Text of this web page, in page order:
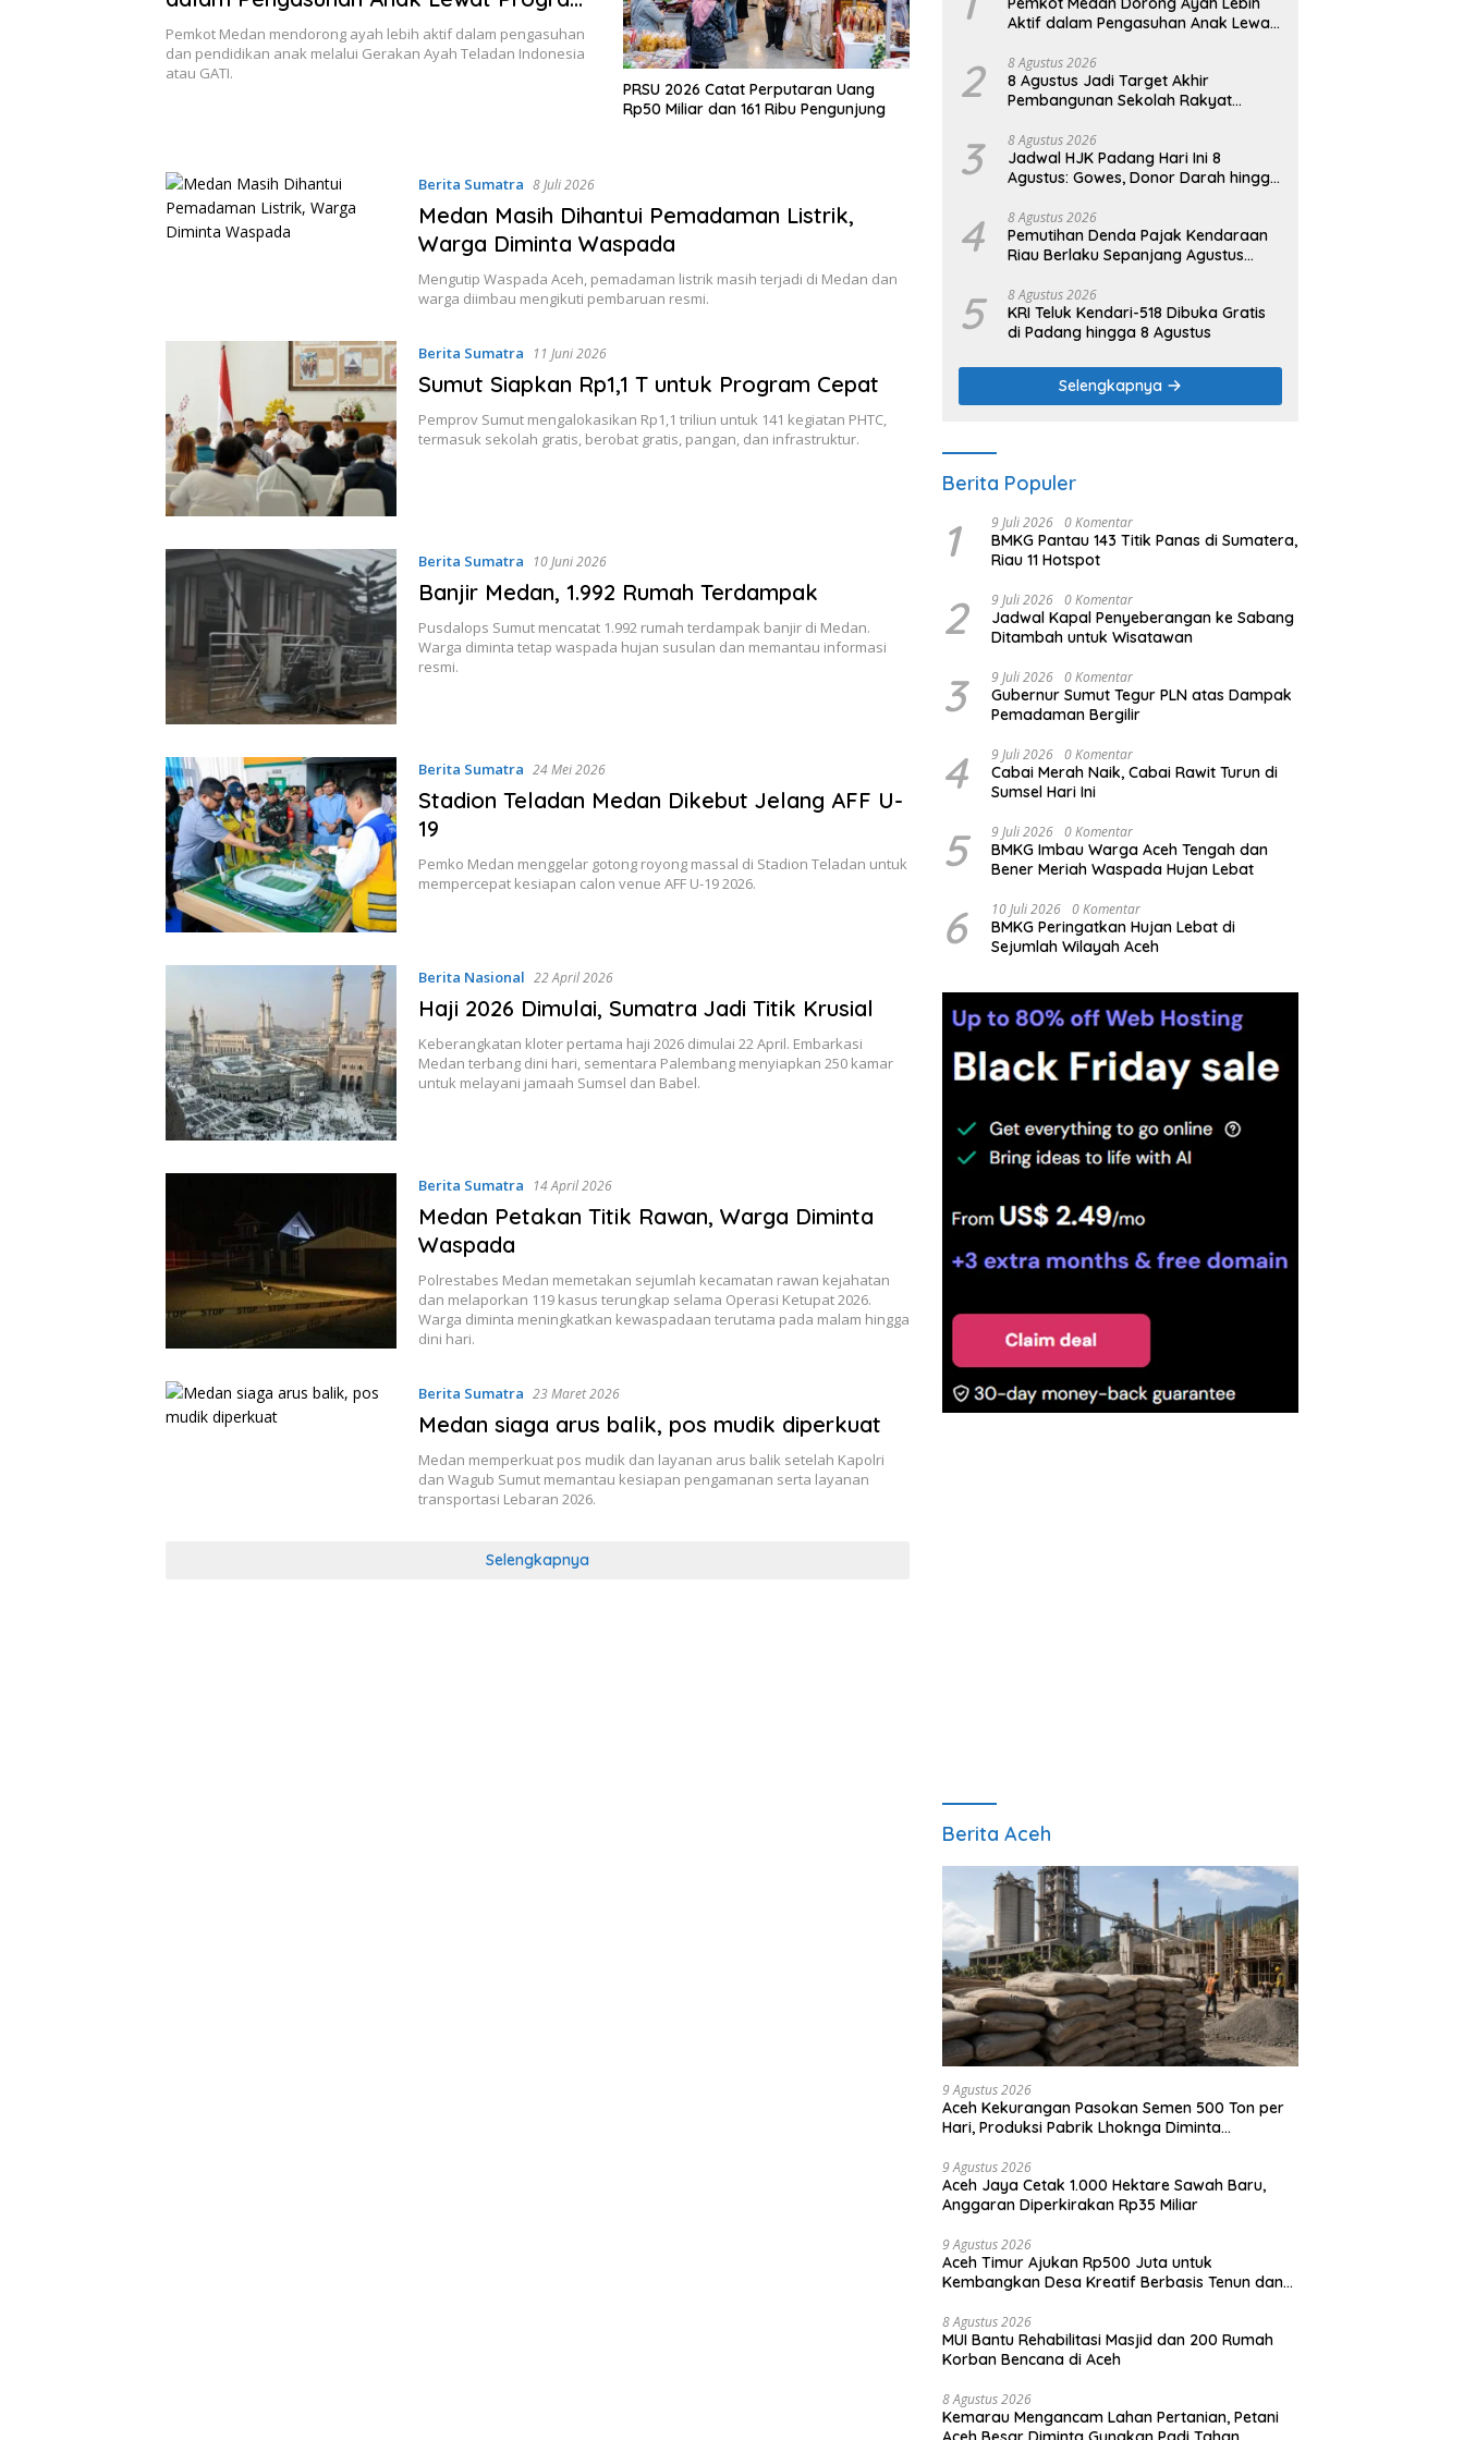
GATI
Pemkot Medan mendorong ayah lebih aktif dalam pengasuhan
dan pendidikan anak melalui Gerakan Ayah Teladan Indonesia
atau GATI.
PRSU 2026 Catat Perputaran Uang
Rp50 Miliar dan 161 Ribu Pengunjung
Berita Sumatra 8 Juli 2026
Medan Masih Dihantui Pemadaman Listrik,
Warga Diminta Waspada
Mengutip Waspada Aceh, pemadaman listrik masih terjadi di Medan dan
warga diimbau mengikuti pembaruan resmi.
Berita Sumatra 11 Juni 2026
Sumut Siapkan Rp1,1 T untuk Program Cepat
Pemprov Sumut mengalokasikan Rp1,1 triliun untuk 141 kegiatan PHTC,
termasuk sekolah gratis, berobat gratis, pangan, dan infrastruktur.
Berita Sumatra 10 Juni 2026
Banjir Medan, 1.992 Rumah Terdampak
Pusdalops Sumut mencatat 1.992 rumah terdampak banjir di Medan.
Warga diminta tetap waspada hujan susulan dan memantau informasi
resmi.
Berita Sumatra 24 Mei 2026
Stadion Teladan Medan Dikebut Jelang AFF U-
19
Pemko Medan menggelar gotong royong massal di Stadion Teladan untuk
mempercepat kesiapan calon venue AFF U-19 2026.
Berita Nasional 22 April 2026
Haji 2026 Dimulai, Sumatra Jadi Titik Krusial
Keberangkatan kloter pertama haji 2026 dimulai 22 April. Embarkasi
Medan terbang dini hari, sementara Palembang menyiapkan 250 kamar
untuk melayani jamaah Sumsel dan Babel.
Berita Sumatra 14 April 2026
Medan Petakan Titik Rawan, Warga Diminta
Waspada
Polrestabes Medan memetakan sejumlah kecamatan rawan kejahatan
dan melaporkan 119 kasus terungkap selama Operasi Ketupat 2026.
Warga diminta meningkatkan kewaspadaan terutama pada malam hingga
dini hari.
Berita Sumatra 23 Maret 2026
Medan siaga arus balik, pos mudik diperkuat
Medan memperkuat pos mudik dan layanan arus balik setelah Kapolri
dan Wagub Sumut memantau kesiapan pengamanan serta layanan
transportasi Lebaran 2026.
Selengkapnya
Aktif dalam Pengasuhan Anak Lewat
2 8 Agustus 2026
8 Agustus Jadi Target Akhir
Pembangunan Sekolah Rakyat
3 8 Agustus 2026
Jadwal HJK Padang Hari Ini 8
Agustus: Gowes, Donor Darah hingga
4 8 Agustus 2026
Pemutihan Denda Pajak Kendaraan
Riau Berlaku Sepanjang Agustus
5 8 Agustus 2026
KRI Teluk Kendari-518 Dibuka Gratis
di Padang hingga 8 Agustus
Selengkapnya
Berita Populer
1 9 Juli 2026 0 Komentar
BMKG Pantau 143 Titik Panas di Sumatera,
Riau 11 Hotspot
2 9 Juli 2026 0 Komentar
Jadwal Kapal Penyeberangan ke Sabang
Ditambah untuk Wisatawan
3 9 Juli 2026 0 Komentar
Gubernur Sumut Tegur PLN atas Dampak
Pemadaman Bergilir
4 9 Juli 2026 0 Komentar
Cabai Merah Naik, Cabai Rawit Turun di
Sumsel Hari Ini
5 9 Juli 2026 0 Komentar
BMKG Imbau Warga Aceh Tengah dan
Bener Meriah Waspada Hujan Lebat
6 10 Juli 2026 0 Komentar
BMKG Peringatkan Hujan Lebat di
Sejumlah Wilayah Aceh
Berita Aceh
9 Agustus 2026
Aceh Kekurangan Pasokan Semen 500 Ton per
Hari, Produksi Pabrik Lhoknga Diminta
9 Agustus 2026
Aceh Jaya Cetak 1.000 Hektare Sawah Baru,
Anggaran Diperkirakan Rp35 Miliar
9 Agustus 2026
Aceh Timur Ajukan Rp500 Juta untuk
Kembangkan Desa Kreatif Berbasis Tenun dan
8 Agustus 2026
MUI Bantu Rehabilitasi Masjid dan 200 Rumah
Korban Bencana di Aceh
8 Agustus 2026
Kemarau Mengancam Lahan Pertanian, Petani